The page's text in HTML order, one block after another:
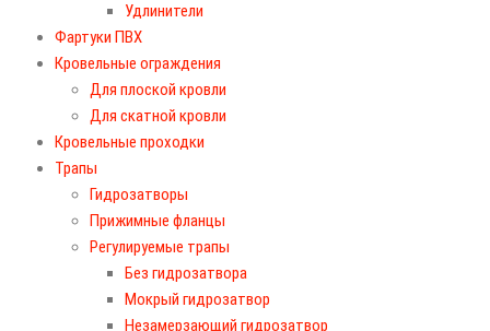
Удлинители
Фартуки ПВХ
Кровельные ограждения
Для плоской кровли
Для скатной кровли
Кровельные проходки
Трапы
Гидрозатворы
Прижимные фланцы
Регулируемые трапы
Без гидрозатвора
Мокрый гидрозатвор
Незамерзающий гидрозатвор